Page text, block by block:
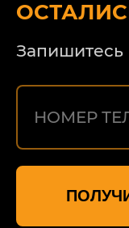
Запишитесь